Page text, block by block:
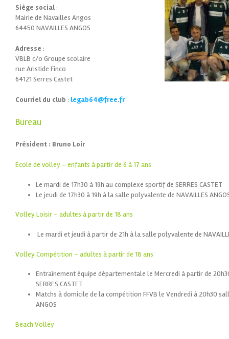
Siège social:
Mairie de Navailles Angos
64450 NAVAILLES ANGOS
Adresse :
VBLB c/o Groupe scolaire
rue Aristide Finco
64121 Serres Castet
Courriel du club : legab64@free.fr
Bureau
Président : Bruno Loir
Ecole de volley – enfants à partir de 6 à 17 ans
Le mardi de 17h30 à 19h au complexe sportif de SERRES CASTET
Le jeudi de 17h30 à 19h à la salle polyvalente de NAVAILLES
Volley Loisir – adultes à partir de 18 ans
Le mardi et jeudi à partir de 21h à la salle polyvalente de
Volley Compétition – adultes à partir de 18 ans
Entraînement équipe départementale le Mercredi à partir de
SERRES CASTET
Matchs à domicile de la compétition FFVB le Vendredi à 20h30
ANGOS
Beach Volley